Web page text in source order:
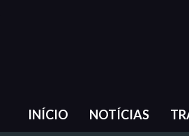
INÍCIO NOTÍCIAS